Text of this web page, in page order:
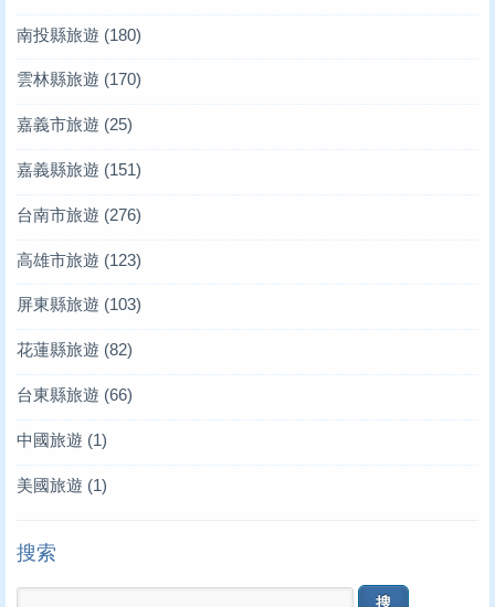
南投縣旅遊 (180)
雲林縣旅遊 (170)
嘉義市旅遊 (25)
嘉義縣旅遊 (151)
台南市旅遊 (276)
高雄市旅遊 (123)
屏東縣旅遊 (103)
花蓮縣旅遊 (82)
台東縣旅遊 (66)
中國旅遊 (1)
美國旅遊 (1)
搜索